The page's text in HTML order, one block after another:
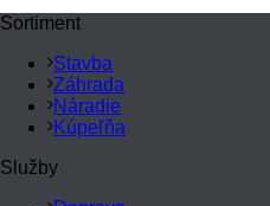
Sortiment
Stavba
Záhrada
Náradie
Kúpeľňa
Služby